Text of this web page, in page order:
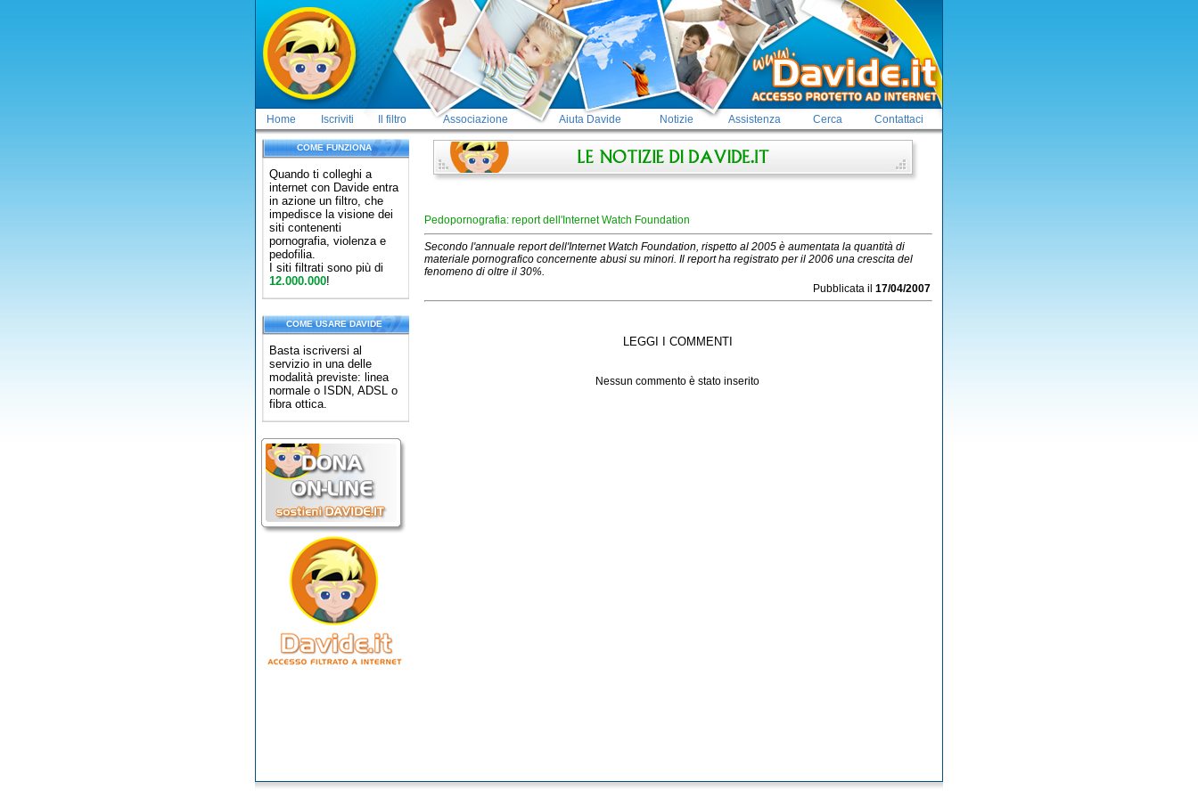
Home Iscriviti Il filtro Associazione Aiuta Davide Notizie Assistenza Cerca Contattaci
COME FUNZIONA
Quando ti colleghi a
internet con Davide entra
in azione un filtro, che
impedisce la visione dei
siti contenenti
pornografia, violenza e
pedofilia.
I siti filtrati sono più di
12.000.000!
COME USARE DAVIDE
Basta iscriversi al
servizio in una delle
modalità previste: linea
normale o ISDN, ADSL o
fibra ottica.
Pedopornografia: report dell'Internet Watch Foundation
Secondo l'annuale report dell'Internet Watch Foundation, rispetto al 2005 è aumentata la quantità di
materiale pornografico concernente abusi su minori. Il report ha registrato per il 2006 una crescita del
fenomeno di oltre il 30%.
Pubblicata il 17/04/2007
LEGGI I COMMENTI
Nessun commento è stato inserito